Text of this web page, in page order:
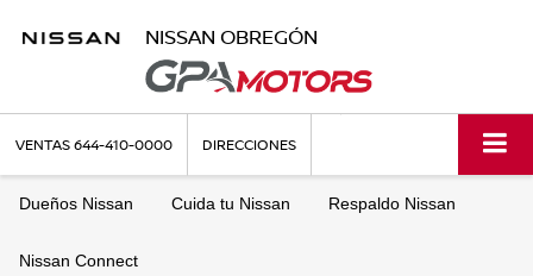
NISSAN OBREGÓN
VENTAS644-410-0000 DIRECCIONES
Dueños Nissan Cuida tu Nissan Respaldo Nissan
Nissan Connect